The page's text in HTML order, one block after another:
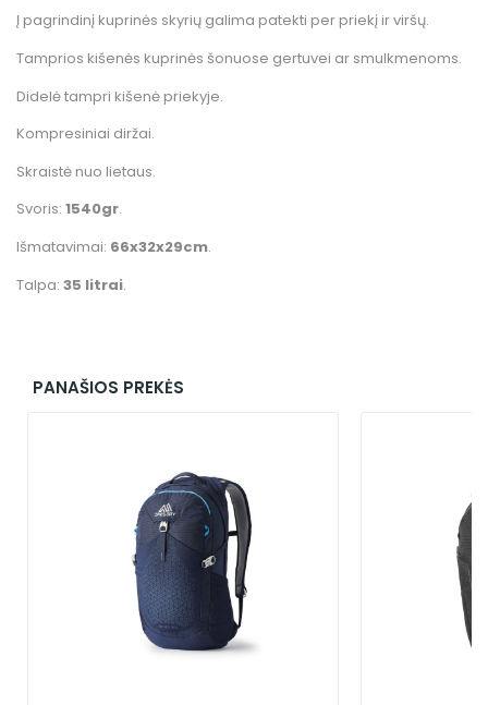
Į pagrindinį kuprinės skyrių galima patekti per priekį ir viršų.
Tamprios kišenės kuprinės šonuose gertuvei ar smulkmenoms.
Didelė tampri kišenė priekyje.
Kompresiniai diržai.
Skraistė nuo lietaus.
Svoris: 1540gr.
Išmatavimai: 66x32x29cm.
Talpa: 35 litrai.
PANAŠIOS PREKĖS